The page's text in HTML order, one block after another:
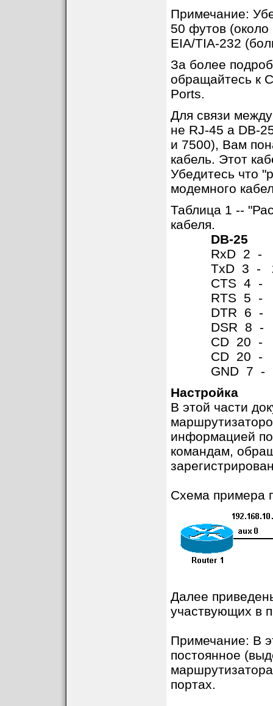
Примечание:
50 футов (около
EIA/TIA-232
За более
обращайтесь к
Ports.
Для связи
не RJ-45 а DB-
и 7500), Вам
кабель. Этот
Убедитесь что
модемного
Таблица 1 --
кабеля.
DB-25
RxD 2 - 3
TxD 3 - 2
CTS 4 - 5
RTS 5 - 4
DTR 6 -
DSR 8 -
CD 20 - 6
CD 20 - 8
GND 7 - 7
Настройка
В этой части
информацией
командам,
Схема примера
Далее
участвующих в
Примечание: В
постоянное
портах.